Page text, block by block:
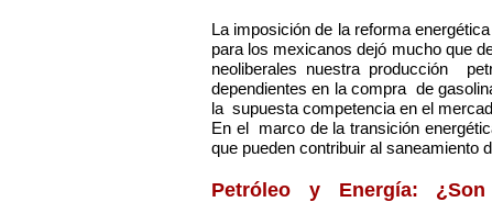
La imposición de la reforma
para los mexicanos dejó mucho que
neoliberales nuestra producción
dependientes en la compra de
la supuesta competencia en el
En el marco de la transición
que pueden contribuir al saneamiento
Petróleo y Energía: